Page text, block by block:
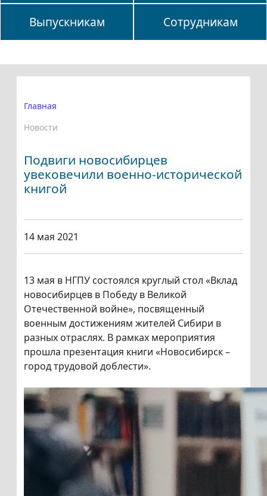
Выпускникам Сотрудникам
Главная
Новости
Подвиги новосибирцев
увековечили военно-исторической
книгой
14 мая 2021
13 мая в НГПУ состоялся круглый стол «Вклад
новосибирцев в Победу в Великой
Отечественной войне», посвященный
военным достижениям жителей Сибири в
разных отраслях. В рамках мероприятия
прошла презентация книги «Новосибирск –
город трудовой доблести».